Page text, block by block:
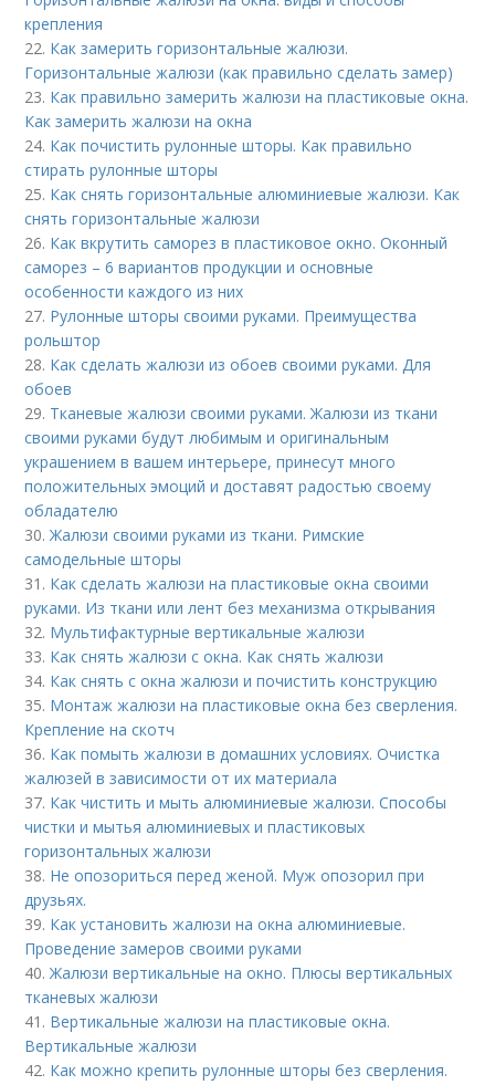
крепления
22. Как замерить горизонтальные жалюзи.
Горизонтальные жалюзи (как правильно сделать замер)
23. Как правильно замерить жалюзи на пластиковые окна.
Как замерить жалюзи на окна
24. Как почистить рулонные шторы. Как правильно
стирать рулонные шторы
25. Как снять горизонтальные алюминиевые жалюзи. Как
снять горизонтальные жалюзи
26. Как вкрутить саморез в пластиковое окно. Оконный
саморез – 6 вариантов продукции и основные
особенности каждого из них
27. Рулонные шторы своими руками. Преимущества
рольштор
28. Как сделать жалюзи из обоев своими руками. Для
обоев
29. Тканевые жалюзи своими руками. Жалюзи из ткани
своими руками будут любимым и оригинальным
украшением в вашем интерьере, принесут много
положительных эмоций и доставят радостью своему
обладателю
30.Жалюзи своими руками из ткани. Римские
самодельные шторы
31. Как сделать жалюзи на пластиковые окна своими
руками. Из ткани или лент без механизма открывания
32. Мультифактурные вертикальные жалюзи
33. Как снять жалюзи с окна. Как снять жалюзи
34. Как снять с окна жалюзи и почистить конструкцию
35. Монтаж жалюзи на пластиковые окна без сверления.
Крепление на скотч
36. Как помыть жалюзи в домашних условиях. Очистка
жалюзей в зависимости от их материала
37. Как чистить и мыть алюминиевые жалюзи. Способы
чистки и мытья алюминиевых и пластиковых
горизонтальных жалюзи
38. Не опозориться перед женой. Муж опозорил при
друзьях.
39. Как установить жалюзи на окна алюминиевые.
Проведение замеров своими руками
40.Жалюзи вертикальные на окно. Плюсы вертикальных
тканевых жалюзи
41. Вертикальные жалюзи на пластиковые окна.
Вертикальные жалюзи
42. Как можно крепить рулонные шторы без сверления.